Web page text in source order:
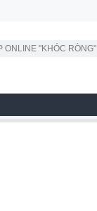
ONLINE "KHÓC RÒNG"